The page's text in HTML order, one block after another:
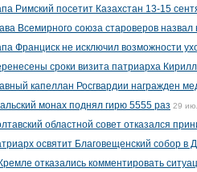
Римский посетит Казахстан 13-15
Всемирного союза староверов
Франциск не исключил возможности
сроки визита патриарха
капеллан Росгвардии награжден
монах поднял гирю 5555 раз 29
областной совет отказался
освятит Благовещенский собор в
отказались комментировать